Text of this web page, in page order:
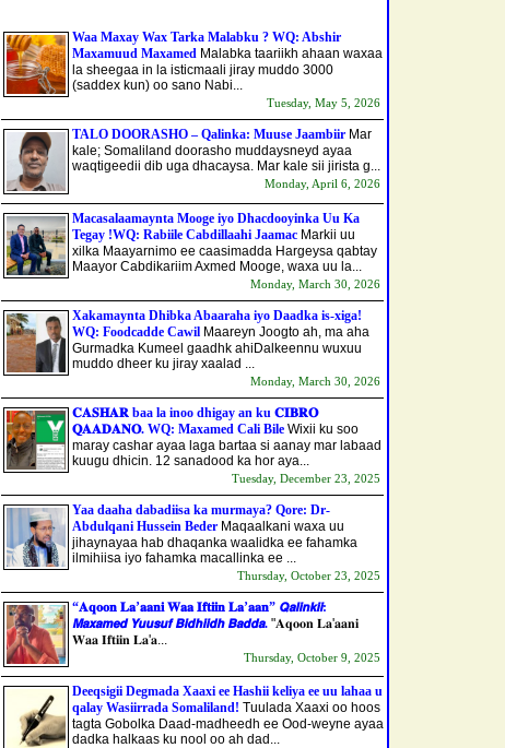
Waa Maxay Wax Tarka Malabku ? WQ: Abshir
Maxamuud Maxamed Malabka taariikh ahaan waxaa
la sheegaa in la isticmaali jiray muddo 3000
(saddex kun) oo sano Nabi...
Tuesday, May 5, 2026
TALO DOORASHO – Qalinka: Muuse Jaambiir Mar
kale; Somaliland doorasho muddaysneyd ayaa
waqtigeedii dib uga dhacaysa. Mar kale sii jirista g...
Monday, April 6, 2026
Macasalaamaynta Mooge iyo Dhacdooyinka Uu Ka
Tegay !WQ: Rabiile Cabdillaahi Jaamac Markii uu
xilka Maayarnimo ee caasimadda Hargeysa qabtay
Maayor Cabdikariim Axmed Mooge, waxa uu la...
Monday, March 30, 2026
Xakamaynta Dhibka Abaaraha iyo Daadka is-xiga!
WQ: Foodcadde Cawil Maareyn Joogto ah, ma aha
Gurmadka Kumeel gaadhk ahi​Dalkeennu wuxuu
muddo dheer ku jiray xaalad ...
Monday, March 30, 2026
𝐂𝐀𝐒𝐇𝐀𝐑 baa la inoo dhigay an ku 𝐂𝐈𝐁𝐑𝐎
𝐐𝐀𝐀𝐃𝐀𝐍𝐎. WQ: Maxamed Cali Bile Wixii ku soo
maray cashar ayaa laga bartaa si aanay mar labaad
kuugu dhicin. 12 sanadood ka hor aya...
Tuesday, December 23, 2025
Yaa daaha dabadiisa ka murmaya? Qore: Dr-
Abdulqani Hussein Beder Maqaalkani waxa uu
jihaynayaa hab dhaqanka waalidka ee fahamka
ilmihiisa iyo fahamka macallinka ee ...
Thursday, October 23, 2025
“𝐀𝐪𝐨𝐨𝐧 𝐋𝐚’𝐚𝐚𝐧𝐢 𝐖𝐚𝐚 𝐈𝐟𝐭𝐢𝐢𝐧 𝐋𝐚’𝐚𝐚𝐧” 𝙌𝙖𝙡𝙞𝙣𝙠𝙞𝙞:
𝙈𝙖𝙭𝙖𝙢𝙚𝙙 𝙔𝙪𝙪𝙨𝙪𝙛 𝘽𝙞𝙙𝙝𝙞𝙞𝙙𝙝 𝘽𝙖𝙙𝙙𝙖. "𝐀𝐪𝐨𝐨𝐧 𝐋𝐚'𝐚𝐚𝐧𝐢
𝐖𝐚𝐚 𝐈𝐟𝐭𝐢𝐢𝐧 𝐋𝐚'𝐚...
Thursday, October 9, 2025
Deeqsigii Degmada Xaaxi ee Hashii keliya ee uu lahaa u
qalay Wasiirrada Somaliland! Tuulada Xaaxi oo hoos
tagta Gobolka Daad-madheedh ee Ood-weyne ayaa
dadka halkaas ku nool oo ah dad...